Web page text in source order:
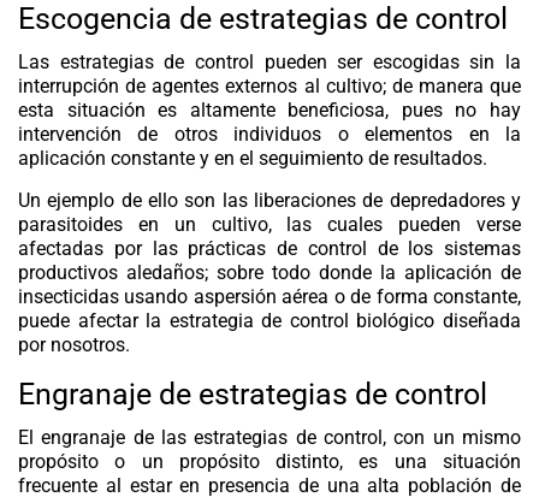
Escogencia de estrategias de control
Las estrategias de control pueden ser escogidas sin la
interrupción de agentes externos al cultivo; de manera que
esta situación es altamente beneficiosa, pues no hay
intervención de otros individuos o elementos en la
aplicación constante y en el seguimiento de resultados.
Un ejemplo de ello son las liberaciones de depredadores y
parasitoides en un cultivo, las cuales pueden verse
afectadas por las prácticas de control de los sistemas
productivos aledaños; sobre todo donde la aplicación de
insecticidas usando aspersión aérea o de forma constante,
puede afectar la estrategia de control biológico diseñada
por nosotros.
Engranaje de estrategias de control
El engranaje de las estrategias de control, con un mismo
propósito o un propósito distinto, es una situación
frecuente al estar en presencia de una alta población de